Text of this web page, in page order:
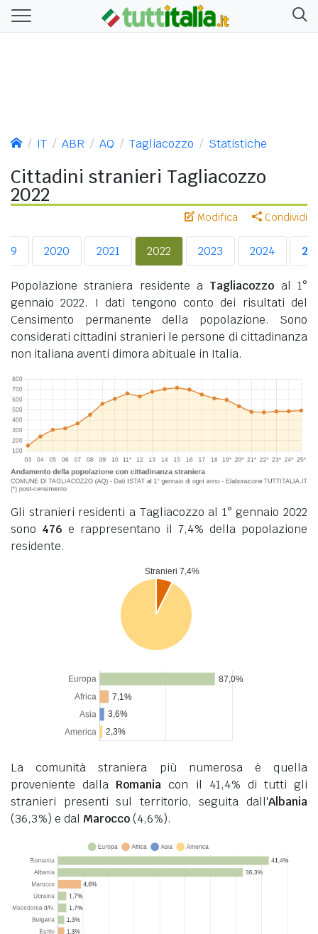
IT ABR AQ Tagliacozzo Statistiche
Cittadini stranieri Tagliacozzo
2022
Modifica Condividi
2020 2021 2022 2023 2024
Popolazione straniera residente a Tagliacozzo al 1°
gennaio 2022. I dati tengono conto dei risultati del
Censimento permanente della popolazione. Sono
considerati cittadini stranieri le persone di cittadinanza
non italiana aventi dimora abituale in Italia.
Gli stranieri residenti a Tagliacozzo al 1° gennaio 2022
sono 476 e rappresentano il 7,4% della popolazione
residente.
La comunità straniera più numerosa è quella
proveniente dalla Romania con il 41,4% di tutti gli
stranieri presenti sul territorio, seguita dall'Albania
(36,3%) e dal Marocco(4,6%).